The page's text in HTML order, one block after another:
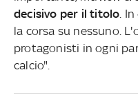
decisivo per il titolo .
la corsa su nessuno.
protagonisti in ogni
calcio".